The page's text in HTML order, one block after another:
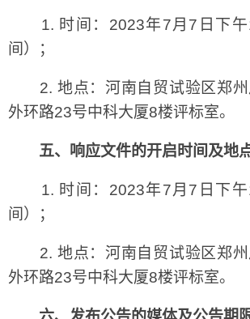
1. 时间：2023年7月7日下午
间）；
2. 地点：河南自贸试验区郑州
外环路23号中科大厦8楼评标室。
五、响应文件的开启时间及地点
1. 时间：2023年7月7日下午
间）；
2. 地点：河南自贸试验区郑州
外环路23号中科大厦8楼评标室。